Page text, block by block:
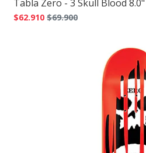
Tabla Zero - 3 Skull Blood
$62.910 $69.900